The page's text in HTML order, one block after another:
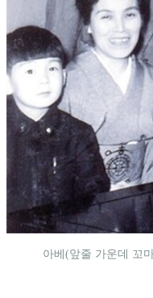
아베(앞줄 가운데 꼬